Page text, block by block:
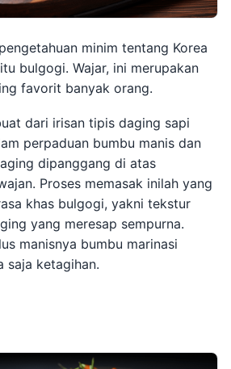
minim tentang Korea
bulgogi. Wajar, ini merupakan
favorit banyak orang.
dari irisan tipis daging sapi
perpaduan bumbu manis dan
dipanggang di atas
Proses memasak inilah yang
khas bulgogi, yakni tekstur
yang meresap sempurna.
manisnya bumbu marinasi
saja ketagihan.